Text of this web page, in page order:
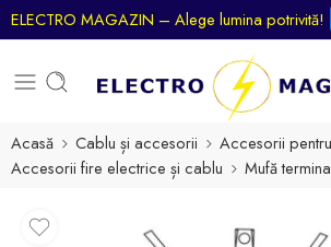
ELECTRO MAGAZIN – Alege lumina potrivită!
Acasă Cablu și accesorii
Accesorii
Accesorii fire electrice și cablu
Mufă